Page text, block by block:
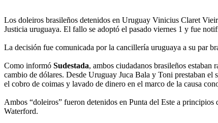
Los doleiros brasileños detenidos en Uruguay Vinicius Claret
Justicia uruguaya. El fallo se adoptó el pasado viernes 1 y fue
La decisión fue comunicada por la cancillería uruguaya a su par
Como informó Sudestada, ambos ciudadanos brasileños estaban
cambio de dólares. Desde Uruguay Juca Bala y Toni prestaban
el cobro de coimas y lavado de dinero en el marco de la causa
Ambos “doleiros” fueron detenidos en Punta del Este a principios
Waterford.